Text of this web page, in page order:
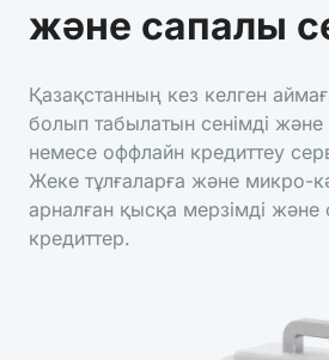
және сапалы
Қазақстанның кез келген
болып табылатын сенімді
немесе оффлайн кредиттеу
Жеке тұлғаларға және микро-
арналған қысқа мерзімді және
кредиттер.